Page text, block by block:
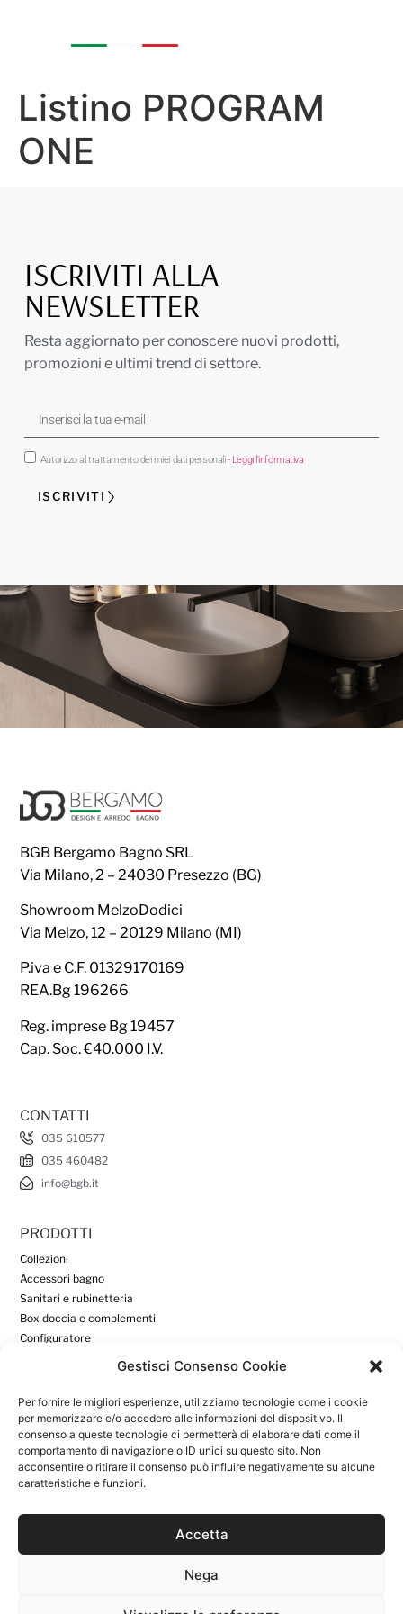
Gestisci Consenso Cookie
Per fornire le migliori esperienze, utilizziamo tecnologie come i cookie
per memorizzare e/o accedere alle informazioni del dispositivo. Il
consenso a queste tecnologie ci permetterà di elaborare dati come il
comportamento di navigazione o ID unici su questo sito. Non
acconsentire o ritirare il consenso può influire negativamente su alcune
caratteristiche e funzioni.
Accetta
Nega
Listino PROGRAM
ONE
ISCRIVITI ALLA
NEWSLETTER
Resta aggiornato per conoscere nuovi prodotti,
promozioni e ultimi trend di settore.
Autorizzo al trattamento dei miei dati personali- Leggi l'informativa
ISCRIVITI
BGB Bergamo Bagno SRL
Via Milano, 2 – 24030 Presezzo (BG)
Showroom MelzoDodici
Via Melzo, 12 – 20129 Milano (MI)
P.iva e C.F. 01329170169
REA.Bg 196266
Reg. imprese Bg 19457
Cap. Soc. €40.000 I.V.
CONTATTI
035 610577
035 460482
info@bgb.it
PRODOTTI
Collezioni
Accessori bagno
Sanitari e rubinetteria
Box doccia e complementi
Configuratore
Download
Area Riservata
INFORMAZIONI UTILI
Azienda
Contatti